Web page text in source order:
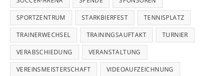
SPORTZENTRUM STARKBIERFEST TENNISPLATZ
TRAINERWECHSEL TRAININGSAUFTAKT TURNIER
VERABSCHIEDUNG VERANSTALTUNG
VEREINSMEISTERSCHAFT VIDEOAUFZEICHNUNG